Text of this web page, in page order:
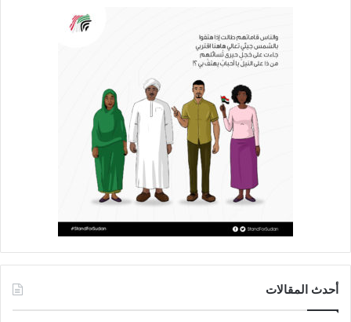
أحدث المقالات